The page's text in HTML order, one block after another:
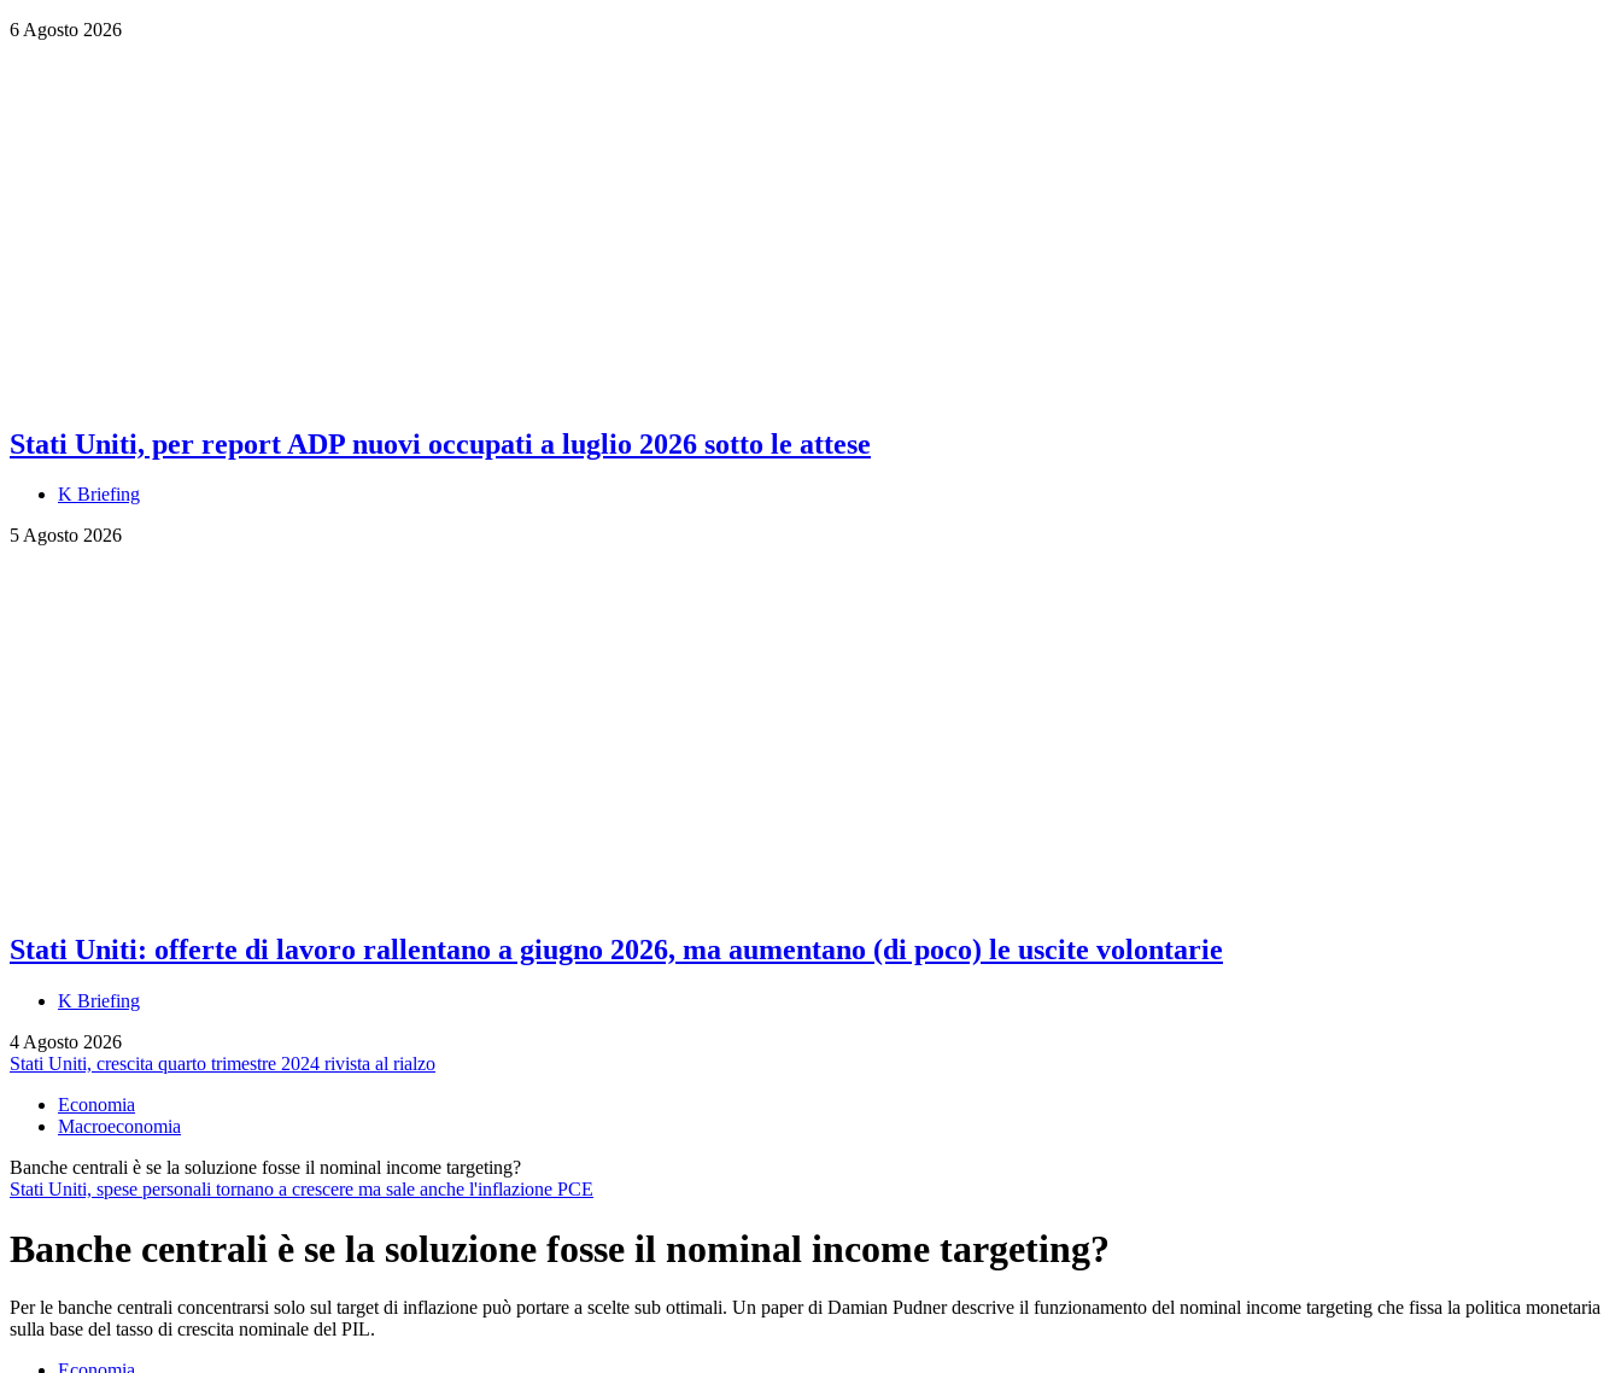
6 Agosto 2026
Stati Uniti, per report ADP nuovi occupati a luglio 2026 sotto le attese
K Briefing
5 Agosto 2026
Stati Uniti: offerte di lavoro rallentano a giugno 2026, ma aumentano (di poco) le uscite volontarie
K Briefing
4 Agosto 2026
Stati Uniti, crescita quarto trimestre 2024 rivista al rialzo
Economia
Macroeconomia
Banche centrali è se la soluzione fosse il nominal income targeting?
Stati Uniti, spese personali tornano a crescere ma sale anche l'inflazione PCE
Banche centrali è se la soluzione fosse il nominal income targeting?
Per le banche centrali concentrarsi solo sul target di inflazione può portare a scelte sub ottimali. Un paper di Damian Pudner descrive il funzionamento del nominal income targeting che fissa la politica monetaria
sulla base del tasso di crescita nominale del PIL.